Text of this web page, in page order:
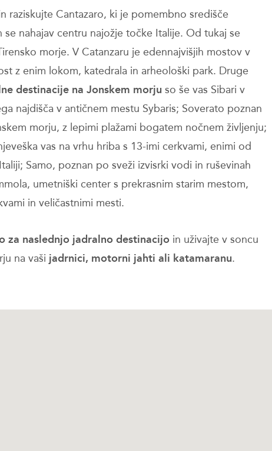
raziskujte Cantazaro, ki je pomembno središče
nahajav centru najožje točke Italije. Od tukaj se
morje. V Catanzaru je edennajvišjih mostov v
z enim lokom, katedrala in arheološki park. Druge
destinacije na Jonskem morju so še vas Sibari v
najdišča v antičnem mestu Sybaris; Soverato poznan
morju, z lepimi plažami bogatem nočnem življenju;
vas na vrhu hriba s 13-imi cerkvami, enimi od
Samo, poznan po sveži izvisrki vodi in ruševinah
umetniški center s prekrasnim starim mestom,
in veličastnimi mesti.
za naslednjo jadralno destinacijo in uživajte v soncu
na vaši jadrnici, motorni jahti ali katamaranu.